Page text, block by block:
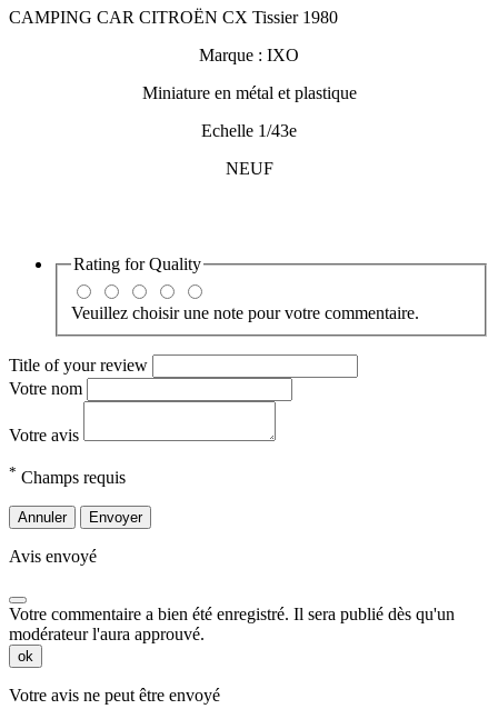
CAMPING CAR CITROËN CX Tissier 1980
Marque : IXO
Miniature en métal et plastique
Echelle 1/43e
NEUF
Rating forQuality
Veuillez choisir une note pour votre commentaire.
Title of your review
Votre nom
Votre avis
* Champs requis
Annuler Envoyer
Avis envoyé
Votre commentaire a bien été enregistré. Il sera publié dès qu'un
modérateur l'aura approuvé.
ok
Votre avis ne peut être envoyé